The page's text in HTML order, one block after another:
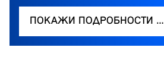
ПОКАЖИ ПОДРОБНОСТИ …